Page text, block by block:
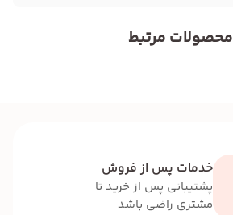
محصولات مرتبط
خدمات پس از فروش
پشتیبانی پس از خرید تا
مشتری راضی باشد